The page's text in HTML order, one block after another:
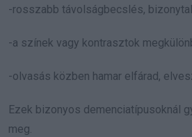
-rosszabb távolságbecslés,
-a színek vagy kontrasztok
-olvasás közben hamar elfárad,
Ezek bizonyos demenciatípusoknál
meg.